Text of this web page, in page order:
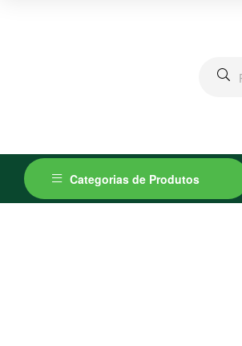
Pesquisar
Categorias de Produtos